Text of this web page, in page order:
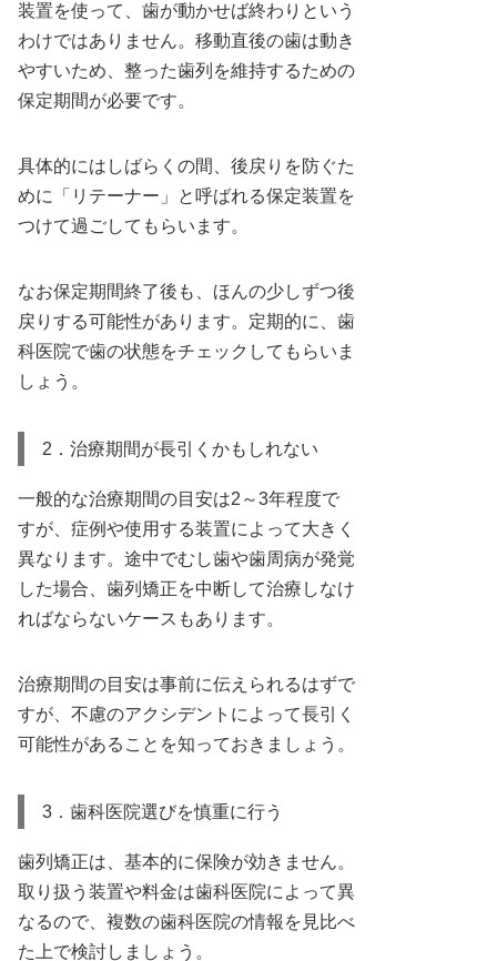
装置を使って、歯が動かせば終わりという
わけではありません。移動直後の歯は動き
やすいため、整った歯列を維持するための
保定期間が必要です。
具体的にはしばらくの間、後戻りを防ぐた
めに「リテーナー」と呼ばれる保定装置を
つけて過ごしてもらいます。
なお保定期間終了後も、ほんの少しずつ後
戻りする可能性があります。定期的に、歯
科医院で歯の状態をチェックしてもらいま
しょう。
2．治療期間が長引くかもしれない
一般的な治療期間の目安は2～3年程度で
すが、症例や使用する装置によって大きく
異なります。途中でむし歯や歯周病が発覚
した場合、歯列矯正を中断して治療しなけ
ればならないケースもあります。
治療期間の目安は事前に伝えられるはずで
すが、不慮のアクシデントによって長引く
可能性があることを知っておきましょう。
3．歯科医院選びを慎重に行う
歯列矯正は、基本的に保険が効きません。
取り扱う装置や料金は歯科医院によって異
なるので、複数の歯科医院の情報を見比べ
た上で検討しましょう。